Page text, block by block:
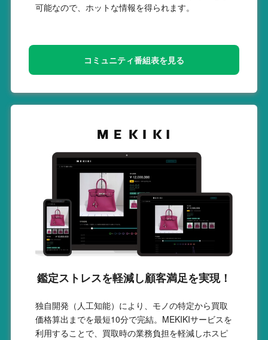
可能なので、ホットな情報を得られます。
コミュニティ番組表を見る
鑑定ストレスを軽減し顧客満足を実現！
独自開発（人工知能）により、モノの特定から買取
価格算出までを最短10分で完結。MEKIKIサービスを
利用することで、買取時の業務負担を軽減しホスピ